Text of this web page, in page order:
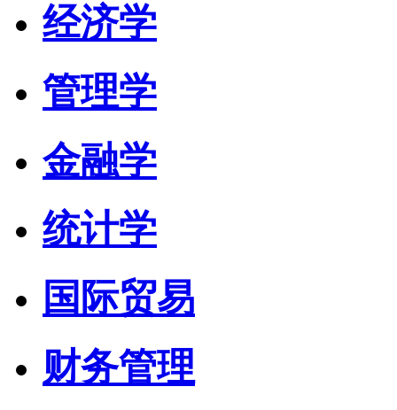
经济学
管理学
金融学
统计学
国际贸易
财务管理